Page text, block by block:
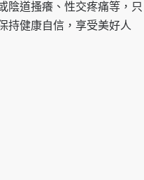
陰道搔癢、性交疼痛等，只
持健康自信，享受美好人